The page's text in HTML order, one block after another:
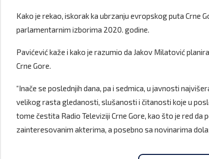
Kako je rekao, iskorak ka ubrzanju evropskog puta
parlamentarnim izborima 2020. godine.
Pavićević kaže i kako je razumio da Jakov Milatović
Crne Gore.
“Inače se poslednjih dana, pa i sedmica, u javnosti
velikog rasta gledanosti, slušanosti i čitanosti koje u
tome čestita Radio Televiziji Crne Gore, kao što je red
zainteresovanim akterima, a posebno sa novinarima